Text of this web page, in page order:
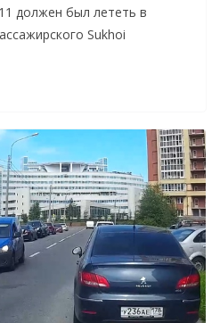
должен был лететь в
Sukhoi